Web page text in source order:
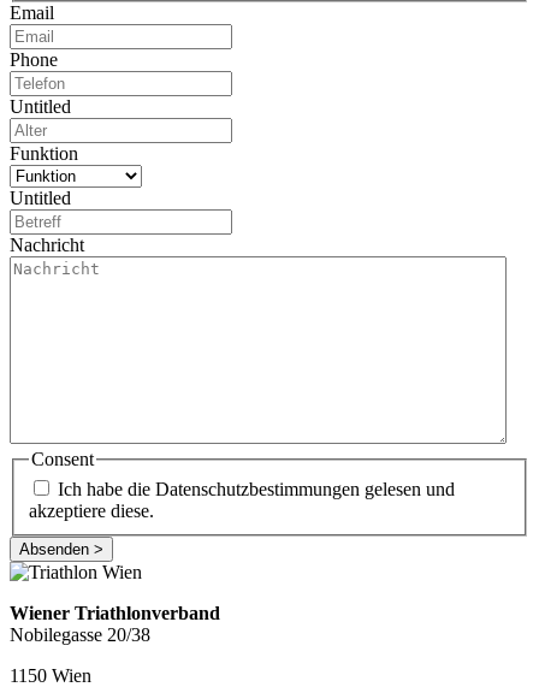
Email
Phone
Untitled
Funktion
Untitled
Nachricht
Consent
Ich habe die Datenschutzbestimmungen gelesen und
akzeptiere diese.
Wiener Triathlonverband
Nobilegasse 20/38
1150 Wien